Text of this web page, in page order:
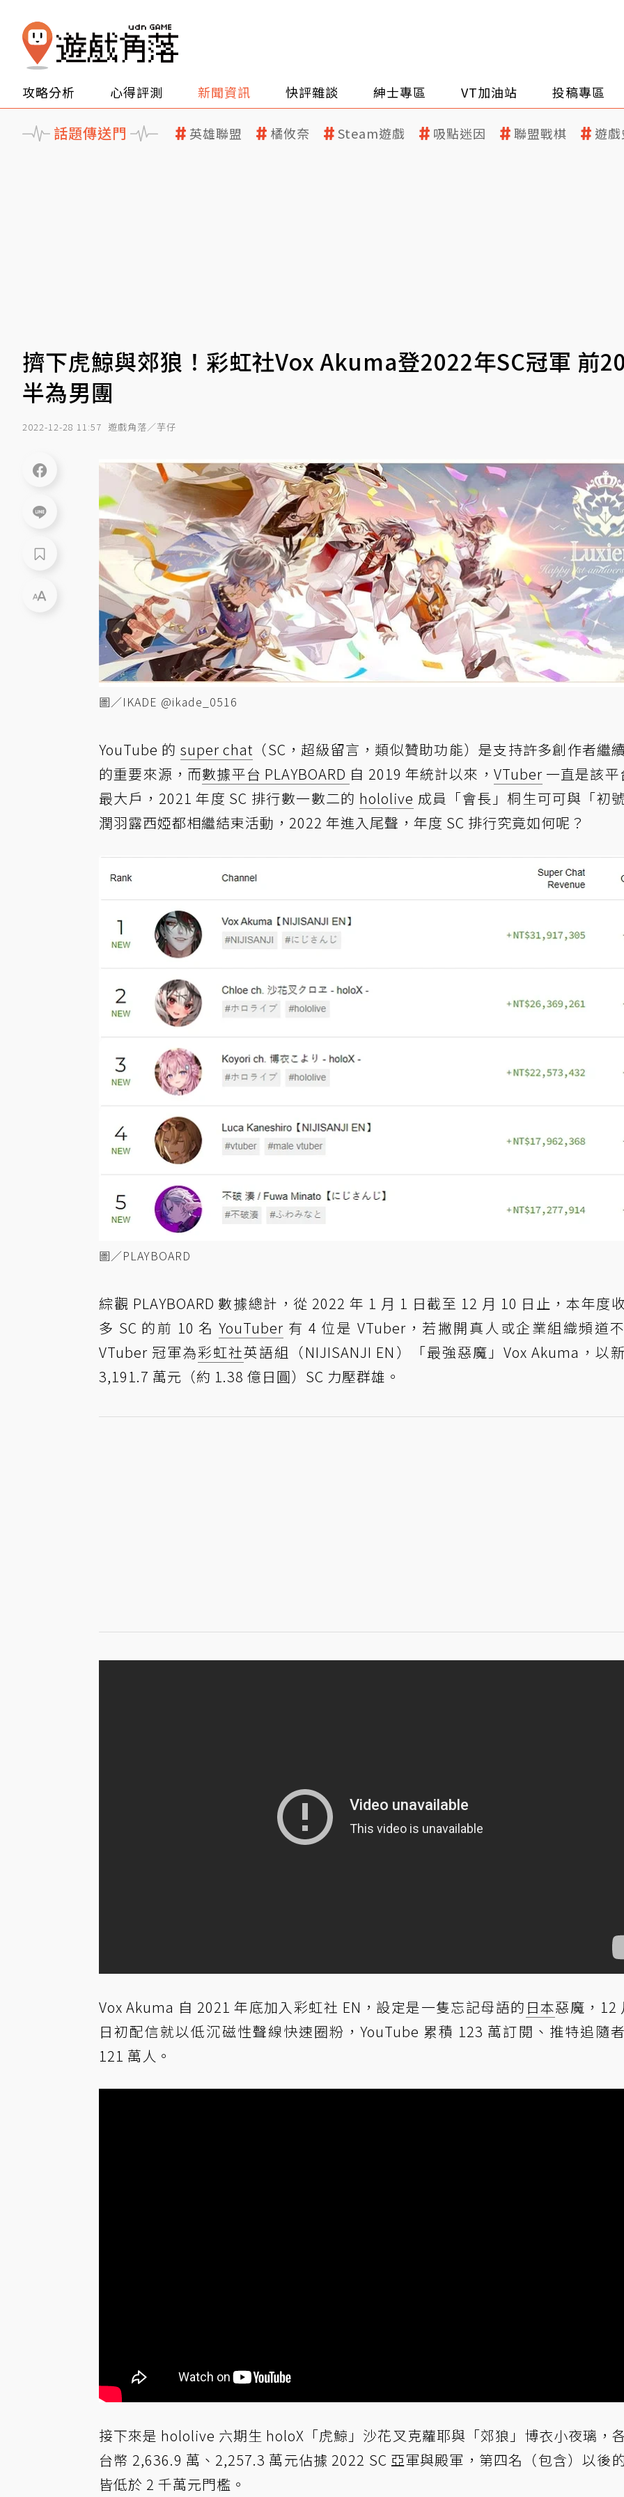
攻略分析 心得評測 新聞資訊 快評雜談 紳士專區 VT加油站 投稿專區
話題傳送門 英雄聯盟 橘攸奈 Steam遊戲 吸點迷因 聯盟戰棋 遊
擠下虎鯨與郊狼！彩虹社Vox Akuma登2022年SC冠軍 前
半為男團
2022-12-28 11:57 遊戲角落／芋仔
圖／IKADE @ikade_0516
YouTube 的 super chat （SC，超級留言，類似贊助功能）是支持許多創作者繼
的重要來源，而數據平台 PLAYBOARD 自 2019 年統計以來， VTuber一直是該平
最大戶，2021 年度 SC 排行數一數二的 hololive 成員「會長」桐生可可與「初號
潤羽露西婭都相繼結束活動，2022 年進入尾聲，年度 SC 排行究竟如何呢？
圖／PLAYBOARD
綜觀 PLAYBOARD 數據總計，從 2022 年 1 月 1 日截至 12 月 10 日止，本年度
多 SC 的前 10 名YouTuber 有 4 位是 VTuber，若撇開真人或企業組織頻道不
VTuber 冠軍為彩虹社英語組（NIJISANJI EN）「最強惡魔」Vox Akuma，以
3,191.7 萬元（約 1.38 億日圓）SC 力壓群雄。
Vox Akuma 自 2021 年底加入彩虹社 EN，設定是一隻忘記母語的 日本惡魔，12
日初配信就以低沉磁性聲線快速圈粉，YouTube 累積 123 萬訂閱、推特追隨
121 萬人。
接下來是 hololive 六期生 holoX「虎鯨」沙花叉克蘿耶與「郊狼」博衣小夜璃，
台幣 2,636.9 萬、2,257.3 萬元佔據 2022 SC 亞軍與殿軍，第四名（包含）以後
皆低於 2 千萬元門檻。